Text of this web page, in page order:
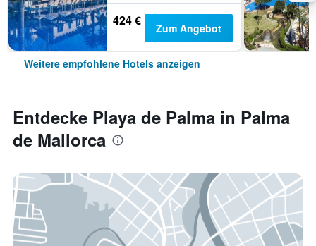
424 € Zum Angebot
Weitere empfohlene Hotels anzeigen
Entdecke Playa de Palma in Palma
de Mallorca